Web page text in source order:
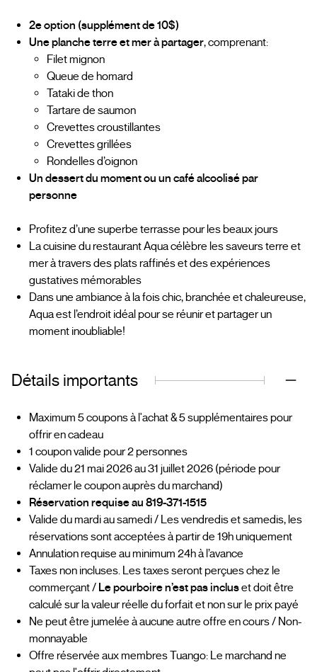
2e option (supplément de 10$)
Une planche terre et mer à partager, comprenant:
Filet mignon
Queue de homard
Tataki de thon
Tartare de saumon
Crevettes croustillantes
Crevettes grillées
Rondelles d’oignon
Un dessert du moment ou un café alcoolisé par
personne
Profitez d’une superbe terrasse pour les beaux jours
La cuisine du restaurant Aqua célèbre les saveurs terre et
mer à travers des plats raffinés et des expériences
gustatives mémorables
Dans une ambiance à la fois chic, branchée et chaleureuse,
Aqua est l’endroit idéal pour se réunir et partager un
moment inoubliable!
Détails importants
Maximum 5 coupons à l'achat & 5 supplémentaires pour
offrir en cadeau
1 coupon valide pour 2 personnes
Valide du 21 mai 2026 au 31 juillet 2026 (période pour
réclamer le coupon auprès du marchand)
Réservation requise au 819-371-1515
Valide du mardi au samedi / Les vendredis et samedis, les
réservations sont acceptées à partir de 19h uniquement
Annulation requise au minimum 24h à l’avance
Taxes non incluses. Les taxes seront perçues chez le
commerçant / Le pourboire n’est pas incluset doit être
calculé sur la valeur réelle du forfait et non sur le prix payé
Ne peut être jumelée à aucune autre offre en cours / Non-
monnayable
Offre réservée aux membres Tuango: Le marchand ne